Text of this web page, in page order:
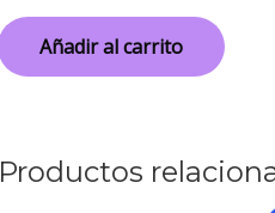
Añadir al carrito
Productos